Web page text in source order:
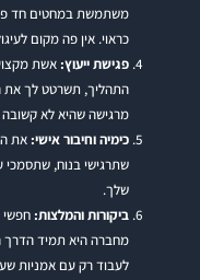
משתמשת במחטים חד
כראוי. אין פה מקום
פגישת ייעוץ: אשת
התהליך, תשרטט לך את
מרגישה שהיא לא
כימיה וחיבור אישי: את
שתרגישי בנוח, שתסמכי
שלך.
ביקורות והמלצות: חפשי
לעבוד רק עם אמניות